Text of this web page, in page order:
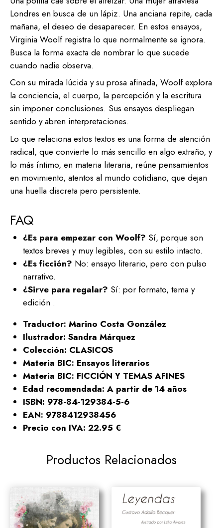
Londres en busca de un lápiz. Una anciana repite, cada
mañana, el deseo de desaparecer. En estos ensayos,
Virginia Woolf registra lo que normalmente se ignora.
Busca la forma exacta de nombrar lo que sucede
cuando nadie observa.
Con su mirada lúcida y su prosa afinada, Woolf explora
la conciencia, el cuerpo, la percepción y la escritura
sin imponer conclusiones. Sus ensayos despliegan
sentido y abren interpretaciones.
Lo que relaciona estos textos es una forma de atención
radical, que convierte lo más sencillo en algo extraño, y
lo más íntimo, en materia literaria, reúne pensamientos
en movimiento, atentos al mundo cotidiano, que dejan
una huella discreta pero persistente.
FAQ
¿Es para empezar con Woolf? Sí, porque son
textos breves y muy legibles, con su estilo intacto.
¿Es ficción? No: ensayo literario, pero con pulso
narrativo.
¿Sirve para regalar? Sí: por formato, tema y
edición .
Traductor: Marino Costa González
Ilustrador: Sandra Márquez
Colección: CLASICOS
Materia BIC: Ensayos literarios
Materia BIC: FICCIÓN Y TEMAS AFINES
Edad recomendada: A partir de 14 años
ISBN: 978-84-129384-5-6
EAN: 9788412938456
Precio con IVA: 22.95 €
Productos Relacionados